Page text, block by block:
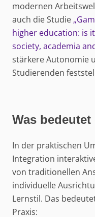
modernen
auch die Studie
higher education: is
society, academia
stärkere Autonomie
Studierenden
Was
In der praktischen
Integration
von traditionellen
individuelle
Lernstil. Das
Praxis: